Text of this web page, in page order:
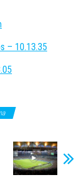
– 10.13.35